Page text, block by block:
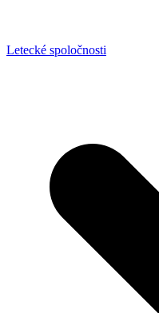
Letecké spoločnosti